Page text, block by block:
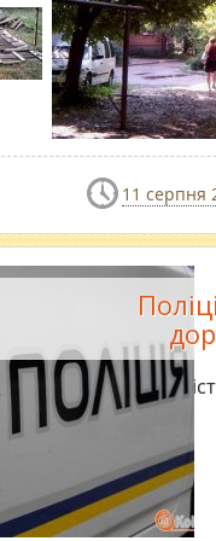
11 серпня